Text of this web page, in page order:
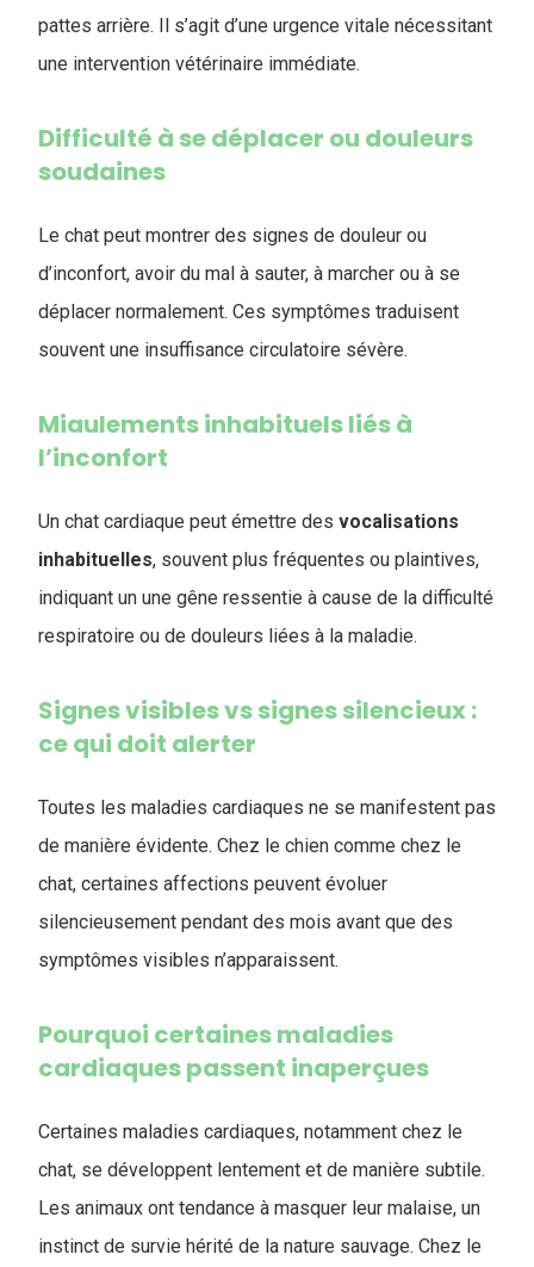
pattes arrière. Il s’agit d’une urgence vitale nécessitant
une intervention vétérinaire immédiate.
Difficulté à se déplacer ou douleurs
soudaines
Le chat peut montrer des signes de douleur ou
d’inconfort, avoir du mal à sauter, à marcher ou à se
déplacer normalement. Ces symptômes traduisent
souvent une insuffisance circulatoire sévère.
Miaulements inhabituels liés à
l’inconfort
Un chat cardiaque peut émettre des vocalisations
inhabituelles, souvent plus fréquentes ou plaintives,
indiquant un une gêne ressentie à cause de la difficulté
respiratoire ou de douleurs liées à la maladie.
Signes visibles vs signes silencieux :
ce qui doit alerter
Toutes les maladies cardiaques ne se manifestent pas
de manière évidente. Chez le chien comme chez le
chat, certaines affections peuvent évoluer
silencieusement pendant des mois avant que des
symptômes visibles n’apparaissent.
Pourquoi certaines maladies
cardiaques passent inaperçues
Certaines maladies cardiaques, notamment chez le
chat, se développent lentement et de manière subtile.
Les animaux ont tendance à masquer leur malaise, un
instinct de survie hérité de la nature sauvage. Chez le